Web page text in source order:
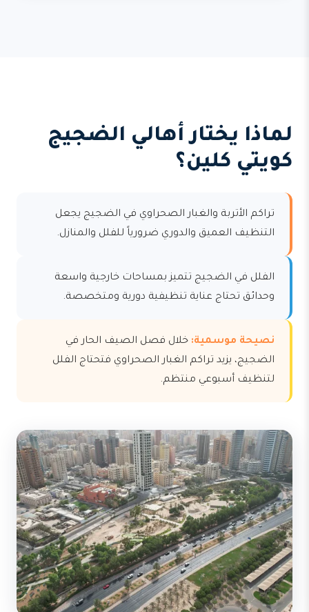
لماذا يختار أهالي الضجيج
كويتي كلين؟
تراكم الأتربة والغبار الصحراوي في الضجيج يجعل
التنظيف العميق والدوري ضرورياً للفلل والمنازل.
الفلل في الضجيج تتميز بمساحات خارجية واسعة
وحدائق تحتاج عناية تنظيفية دورية ومتخصصة.
نصيحة موسمية: خلال فصل الصيف الحار في
الضجيج، يزيد تراكم الغبار الصحراوي فتحتاج الفلل
لتنظيف أسبوعي منتظم.